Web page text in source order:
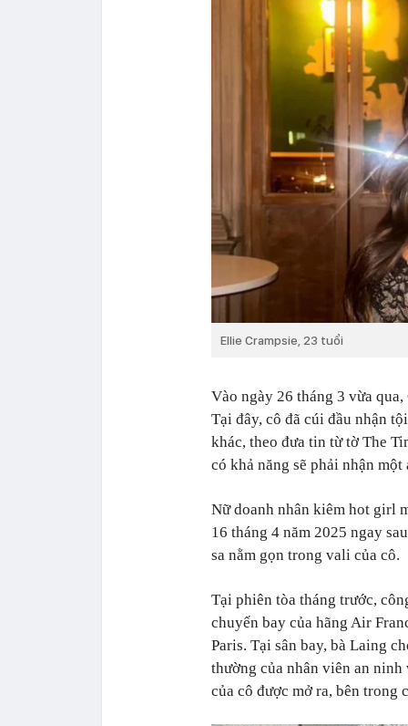
Ellie Crampsie, 23 tuổi
Vào ngày 26 tháng 3 vừa
Tại đây, cô đã cúi đầu nhận
khác, theo đưa tin từ tờ The
có khả năng sẽ phải nhận một
Nữ doanh nhân kiêm hot girl
16 tháng 4 năm 2025 ngay
sa nằm gọn trong vali của cô.
Tại phiên tòa tháng trước,
chuyến bay của hãng Air
Paris. Tại sân bay, bà Laing
thường của nhân viên an
của cô được mở ra, bên trong